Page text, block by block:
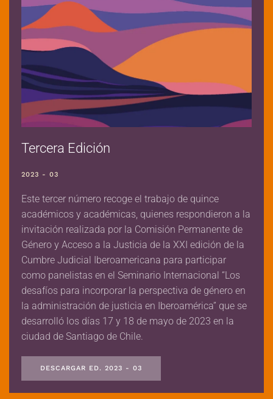
Tercera Edición
2023 - 03
Este tercer número recoge el trabajo de quince
académicos y académicas, quienes respondieron a la
invitación realizada por la Comisión Permanente de
Género y Acceso a la Justicia de la XXI edición de la
Cumbre Judicial Iberoamericana para participar
como panelistas en el Seminario Internacional “Los
desafíos para incorporar la perspectiva de género en
la administración de justicia en Iberoamérica” que se
desarrolló los días 17 y 18 de mayo de 2023 en la
ciudad de Santiago de Chile.
DESCARGAR ED. 2023 - 03